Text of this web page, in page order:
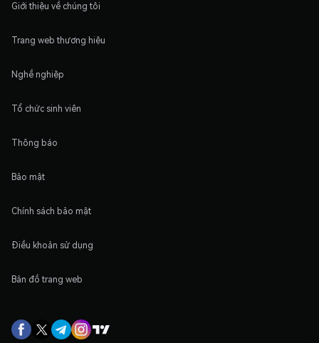
Giới thiệu về chúng tôi
Trang web thương hiệu
Nghề nghiệp
Tổ chức sinh viên
Thông báo
Bảo mật
Chính sách bảo mật
Điều khoản sử dụng
Bản đồ trang web